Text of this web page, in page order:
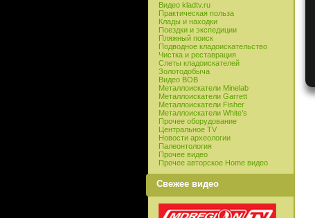
Видео kladtv.ru
Практическая польза
Клады и находки
Поездки и экспедиции
Пляжный поиск
Подводное кладоискательство
Чистка и реставрация
Слеты кладоискателей
Золотодобыча
Видео ВОВ
Металлоискатели Minelab
Металлоискатели Garrett
Металлоискатели Fisher
Металлоискатели White’s
Прочее оборудование
Центральное TV
Новости археологии
Палеонтология
Прочее видео
Прочее авторское Home видео
Свежее видео